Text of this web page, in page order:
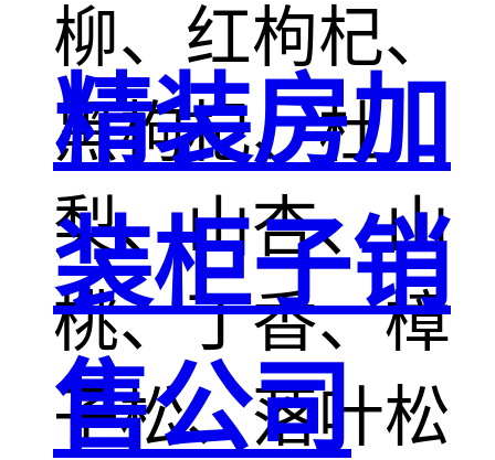
柳、红枸杞、
黑枸杞、杜
梨、山杏、山
桃、丁香、樟
子松、落叶松
精装房加
装柜子销
售公司